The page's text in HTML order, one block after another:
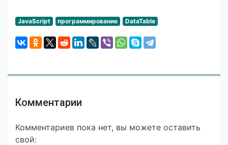
JavaScript программирование DataTable
Комментарии
Комментариев пока нет, вы можете оставить
свой: